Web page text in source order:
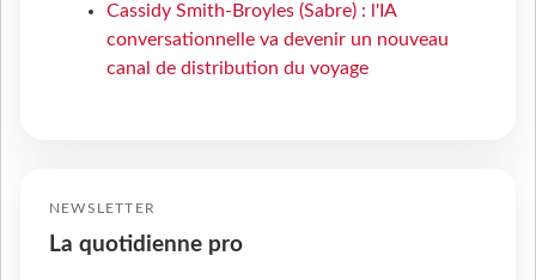
Cassidy Smith-Broyles (Sabre) : l'IA
conversationnelle va devenir un nouveau
canal de distribution du voyage
NEWSLETTER
La quotidienne pro